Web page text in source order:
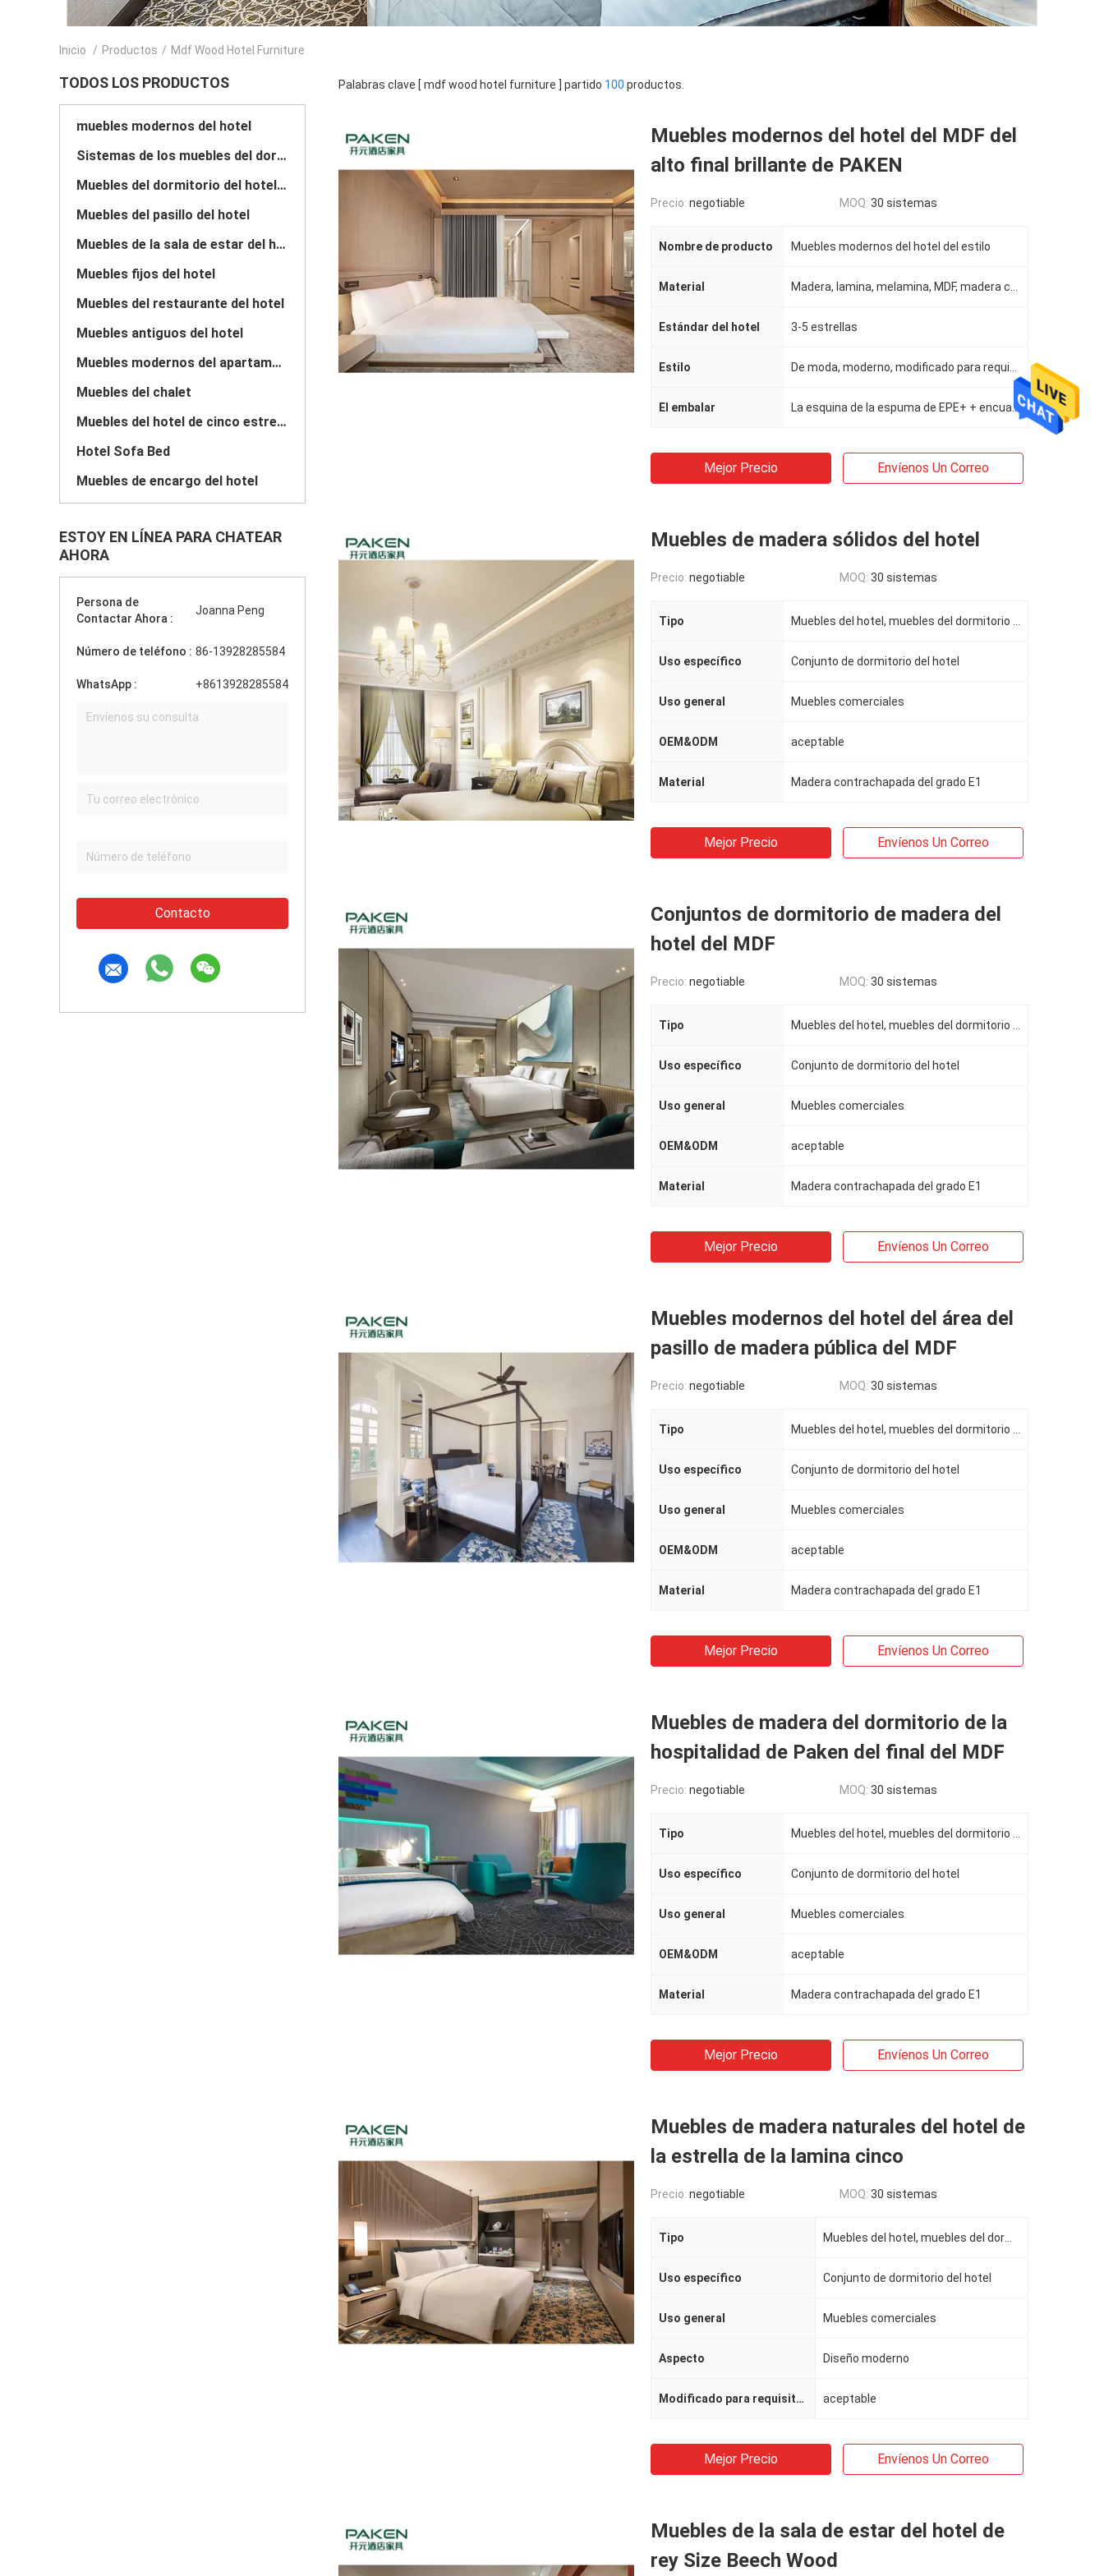
Inicio / Productos / Mdf Wood Hotel Furniture
TODOS LOS PRODUCTOS
muebles modernos del hotel
Sistemas de los muebles del dormitorio del hotel
Muebles del dormitorio del hotel de lujo
Muebles del pasillo del hotel
Muebles de la sala de estar del hotel
Muebles fijos del hotel
Muebles del restaurante del hotel
Muebles antiguos del hotel
Muebles modernos del apartamento
Muebles del chalet
Muebles del hotel de cinco estrellas
Hotel Sofa Bed
Muebles de encargo del hotel
ESTOY EN LÍNEA PARA CHATEAR
AHORA
Persona de
Contactar Ahora :
Joanna Peng
Número de teléfono : 86-13928285584
WhatsApp : +8613928285584
Contacto
Palabras clave [ mdf wood hotel furniture ] partido 100 productos.
Muebles modernos del hotel del MDF del
alto final brillante de PAKEN
Precio: negotiable MOQ: 30 sistemas
Nombre de producto Muebles modernos del hotel del estilo
Material
Estándar del hotel 3-5 estrellas
Estilo
El embalar La esquina de la espuma de EPE+ + encuadierna, encuadierna difícilmente, embalaje estándar
Mejor Precio Envíenos Un Correo
Muebles de madera sólidos del hotel
Precio: negotiable MOQ: 30 sistemas
Tipo
Uso específico Conjunto de dormitorio del hotel
Uso general Muebles comerciales
OEM&ODM aceptable
Material Madera contrachapada del grado E1
Mejor Precio Envíenos Un Correo
Conjuntos de dormitorio de madera del
hotel del MDF
Precio: negotiable MOQ: 30 sistemas
Tipo
Uso específico Conjunto de dormitorio del hotel
Uso general Muebles comerciales
OEM&ODM aceptable
Material Madera contrachapada del grado E1
Mejor Precio Envíenos Un Correo
Muebles modernos del hotel del área del
pasillo de madera pública del MDF
Precio: negotiable MOQ: 30 sistemas
Tipo
Uso específico Conjunto de dormitorio del hotel
Uso general Muebles comerciales
OEM&ODM aceptable
Material Madera contrachapada del grado E1
Mejor Precio Envíenos Un Correo
Muebles de madera del dormitorio de la
hospitalidad de Paken del final del MDF
Precio: negotiable MOQ: 30 sistemas
Tipo
Uso específico Conjunto de dormitorio del hotel
Uso general Muebles comerciales
OEM&ODM aceptable
Material Madera contrachapada del grado E1
Mejor Precio Envíenos Un Correo
Muebles de madera naturales del hotel de
la estrella de la lamina cinco
Precio: negotiable MOQ: 30 sistemas
Tipo
Uso específico Conjunto de dormitorio del hotel
Uso general Muebles comerciales
Aspecto Diseño moderno
Modificado para requisitos particulares aceptable
Mejor Precio Envíenos Un Correo
Muebles de la sala de estar del hotel de
rey Size Beech Wood